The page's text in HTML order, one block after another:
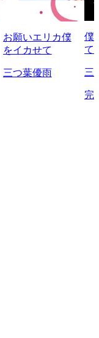
お願いエリカ僕
をイカせて
三つ葉優雨
僕
て
三
完